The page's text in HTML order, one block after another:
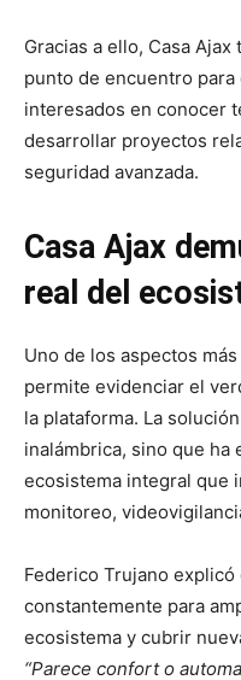
Gracias a ello, Casa
punto de encuentro
interesados en conocer
desarrollar proyectos
seguridad avanzada.
Casa Ajax
real del
Uno de los aspectos
permite evidenciar el
la plataforma. La
inalámbrica, sino que ha
ecosistema integral que
monitoreo,
Federico Trujano explicó
constantemente para
ecosistema y cubrir
“Parece confort o